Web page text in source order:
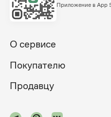
Приложение в App
О сервисе
Покупателю
Продавцу